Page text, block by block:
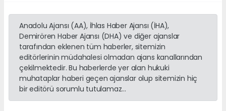
Anadolu Ajansı (AA), İhlas Haber Ajansı (İHA),
Demirören Haber Ajansı (DHA) ve diğer ajanslar
tarafından eklenen tüm haberler, sitemizin
editörlerinin müdahalesi olmadan ajans kanallarından
çekilmektedir. Bu haberlerde yer alan hukuki
muhataplar haberi geçen ajanslar olup sitemizin hiç
bir editörü sorumlu tutulamaz...